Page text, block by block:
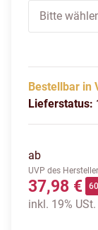
Bitte
Bestellbar in
Lieferstatus:
ab
UVP des
37,98 €
inkl. 19%